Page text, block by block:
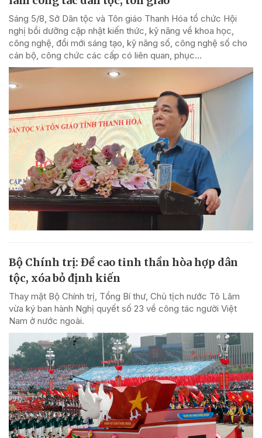
Sáng 5/8, Sở Dân tộc và Tôn giáo Thanh Hóa tổ chức Hội
nghị bồi dưỡng cập nhật kiến thức, kỹ năng về khoa học,
công nghệ, đổi mới sáng tạo, kỹ năng số, công nghệ số cho
cán bộ, công chức các cấp có liên quan, phục...
Bộ Chính trị: Đề cao tinh thần hòa hợp dân
tộc, xóa bỏ định kiến
Thay mặt Bộ Chính trị, Tổng Bí thư, Chủ tịch nước Tô Lâm
vừa ký ban hành Nghị quyết số 23 về công tác người Việt
Nam ở nước ngoài.